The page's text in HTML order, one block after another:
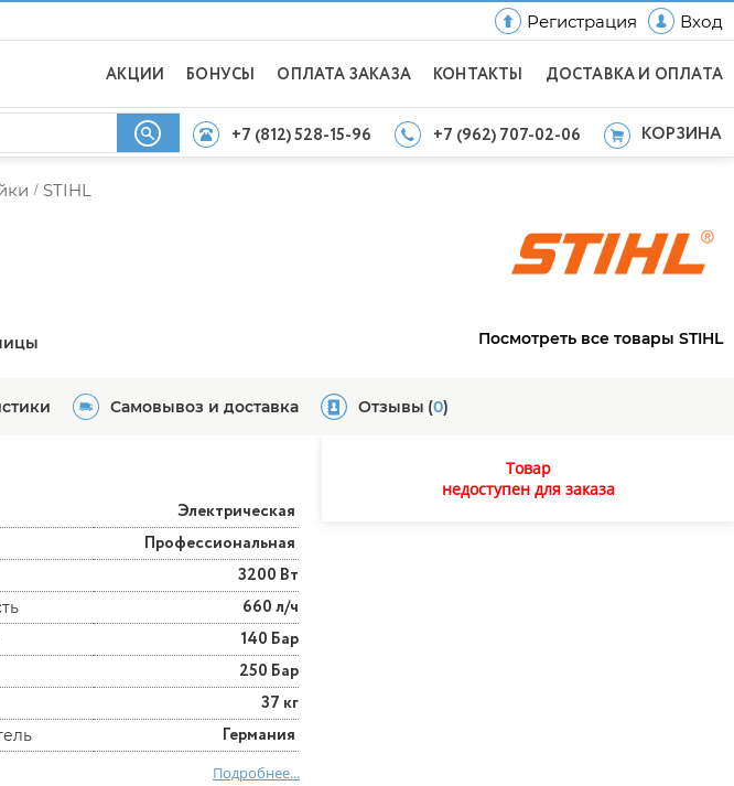
Регистрация Вход
АКЦИИ БОНУСЫ ОПЛАТА ЗАКАЗА КОНТАКТЫ ДОСТАВКА И ОПЛАТА
+7 (812) 528-15-96 +7 (962) 707-02-06 КОРЗИНА
/ STIHL
Посмотреть все товары STIHL
Самовывоз и доставка Отзывы (0)
Электрическая
Профессиональная
3200 Вт
660 л/ч
140 Бар
250 Бар
37 кг
Германия
Подробнее...
Товар
недоступен для заказа